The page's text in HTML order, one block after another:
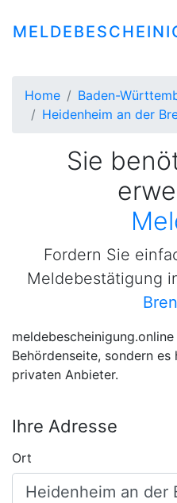
Home
Baden-
Heidenheim an der
Sie
Fordern Sie
Meldebestätigung
Behördenseite, sondern
privaten Anbieter.
Ihre Adresse
Ort